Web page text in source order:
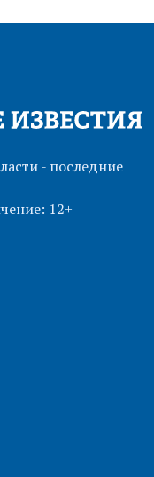
- последние
12+